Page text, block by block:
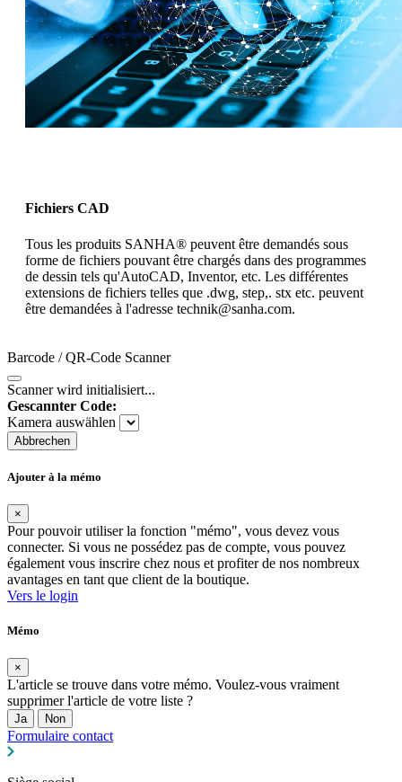
Fichiers CAD
Tous les produits SANHA® peuvent être demandés sous
forme de fichiers pouvant être chargés dans des programmes
de dessin tels qu'AutoCAD, Inventor, etc. Les différentes
extensions de fichiers telles que .dwg, step,. stx etc. peuvent
être demandées à l'adresse technik@sanha.com.
Barcode / QR-Code Scanner
Scanner wird initialisiert...
Gescannter Code:
Kamera auswählen
Abbrechen
Ajouter à la mémo
×
Pour pouvoir utiliser la fonction "mémo", vous devez vous
connecter. Si vous ne possédez pas de compte, vous pouvez
également vous inscrire chez nous et profiter de nos nombreux
avantages en tant que client de la boutique.
Vers le login
Mémo
×
L'article se trouve dans votre mémo. Voulez-vous vraiment
supprimer l'article de votre liste ?
Ja Non
Formulaire contact